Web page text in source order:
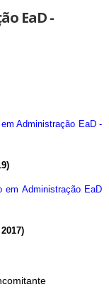
EaD -
Administração EaD -
em Administração EaD